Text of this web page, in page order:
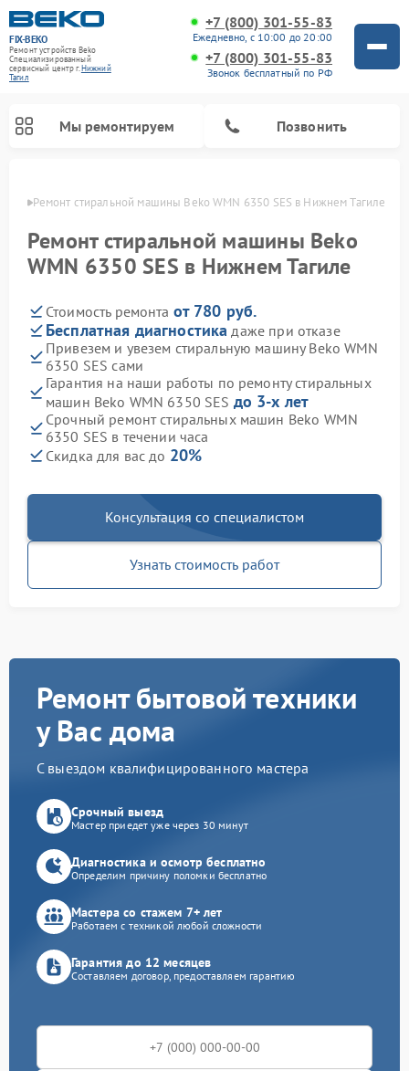
FIX-BEKO
Ремонт устройств Beko
Специализированный
cервисный центр г.Нижний
Тагил
+7 (800) 301-55-83
Ежедневно, с 10:00 до 20:00
+7 (800) 301-55-83
Звонок бесплатный по РФ
Мы ремонтируем Позвонить
Ремонт стиральной машины Beko WMN 6350 SES в Нижнем Тагиле
Ремонт стиральной машины Beko
WMN 6350 SES в Нижнем Тагиле
Стоимость ремонта от 780 руб.
Бесплатная диагностика даже при отказе
Привезем и увезем стиральную машину Beko WMN
6350 SES сами
Гарантия на наши работы по ремонту стиральных
машин Beko WMN 6350 SES до 3-х лет
Срочный ремонт стиральных машин Beko WMN
6350 SES в течении часа
Скидка для вас до 20%
Консультация со специалистом
Узнать стоимость работ
Ремонт бытовой техники
у Вас дома
С выездом квалифицированного мастера
Срочный выезд
Мастер приедет уже через 30 минут
Диагностика и осмотр бесплатно
Определим причину поломки бесплатно
Мастера со стажем 7+ лет
Работаем с техникой любой сложности
Гарантия до 12 месяцев
Составляем договор, предоставляем гарантию